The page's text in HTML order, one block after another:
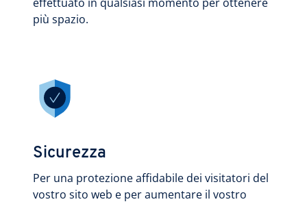
più spazio.
Sicurezza
Per una protezione affidabile dei visitatori del
vostro sito web e per aumentare il vostro